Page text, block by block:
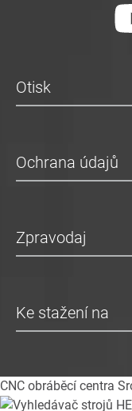
Otisk
Ochrana údajů
Zpravodaj
Ke stažení na
CNC obráběcí centra